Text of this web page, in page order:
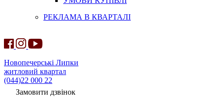
РЕКЛАМА В КВАРТАЛІ
Новопечерські Липки
житловий квартал
(044)22 000 22
Замовити дзвінок